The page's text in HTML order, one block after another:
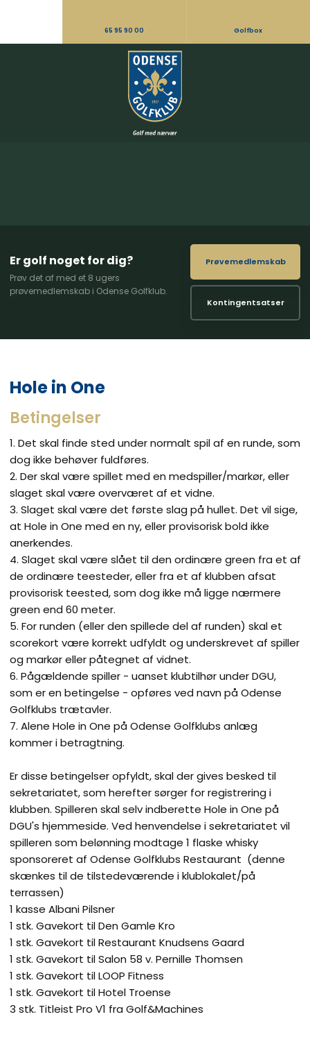
65 95 90 00 Golfbox
Er golf noget for dig?
Prøv det af med et 8 ugers
prøvemedlemskab i Odense Golfklub.
Prøvemedlemskab
Kontingentsatser
Hole in One​
Betingelser
1. Det skal finde sted under normalt spil af en runde, som
dog ikke behøver fuldføres.
2. Der skal være spillet med en medspiller/markør, eller
slaget skal være overværet af et vidne.
3. Slaget skal være det første slag på hullet. Det vil sige,
at Hole in One med en ny, eller provisorisk bold ikke
anerkendes.
4. Slaget skal være slået til den ordinære green fra et af
de ordinære teesteder, eller fra et af klubben afsat
provisorisk teested, som dog ikke må ligge nærmere
green end 60 meter.
5. For runden (eller den spillede del af runden) skal et
scorekort være korrekt udfyldt og underskrevet af spiller
og markør eller påtegnet af vidnet.
6. Pågældende spiller - uanset klubtilhør under DGU,
som er en betingelse - opføres ved navn på Odense
Golfklubs trætavler.
7. Alene Hole in One på Odense Golfklubs anlæg
kommer i betragtning.​
Er disse betingelser opfyldt, skal der gives besked til
sekretariatet, som herefter sørger for registrering i
klubben. Spilleren skal selv indberette Hole in One på
DGU's hjemmeside. Ved henvendelse i sekretariatet vil
spilleren som belønning modtage 1 flaske whisky
sponsoreret af Odense Golfklubs Restaurant (denne
skænkes til de tilstedeværende i klublokalet/på
terrassen)
1 kasse Albani Pilsner
1 stk. Gavekort til Den Gamle Kro
1 stk. Gavekort til Restaurant Knudsens Gaard
1 stk. Gavekort til Salon 58 v. Pernille Thomsen
1 stk. Gavekort til LOOP Fitness
1 stk. Gavekort til Hotel Troense
3 stk. Titleist Pro V1 fra Golf&Machines